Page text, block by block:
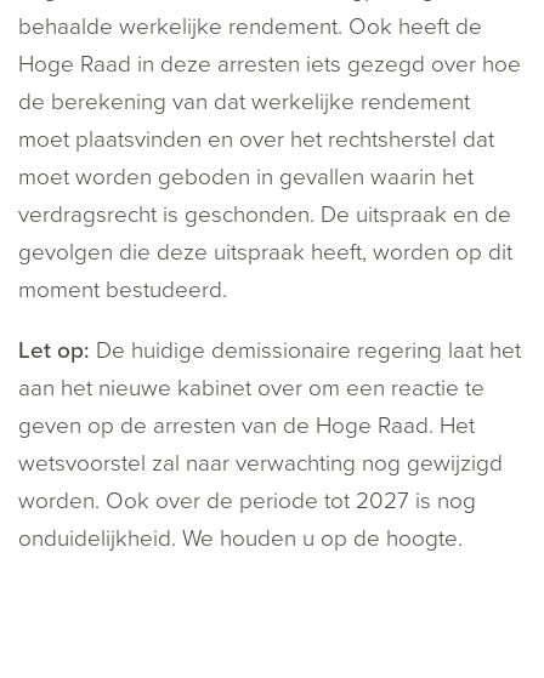
behaalde werkelijke rendement. Ook heeft de
Hoge Raad in deze arresten iets gezegd over hoe
de berekening van dat werkelijke rendement
moet plaatsvinden en over het rechtsherstel dat
moet worden geboden in gevallen waarin het
verdragsrecht is geschonden. De uitspraak en de
gevolgen die deze uitspraak heeft, worden op dit
moment bestudeerd.
Let op: De huidige demissionaire regering laat het
aan het nieuwe kabinet over om een reactie te
geven op de arresten van de Hoge Raad. Het
wetsvoorstel zal naar verwachting nog gewijzigd
worden. Ook over de periode tot 2027 is nog
onduidelijkheid. We houden u op de hoogte.